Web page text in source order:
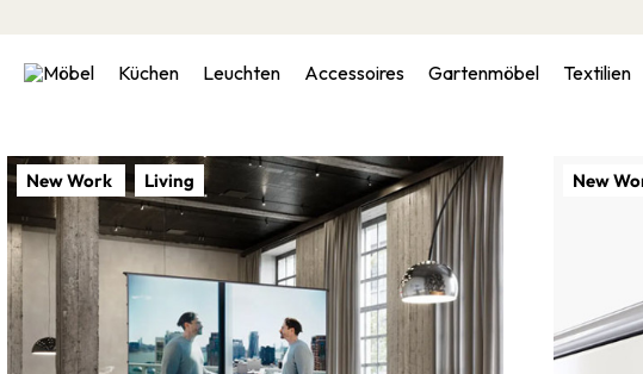
Möbel Küchen Leuchten Accessoires Gartenmöbel Textilien
New Work Living New